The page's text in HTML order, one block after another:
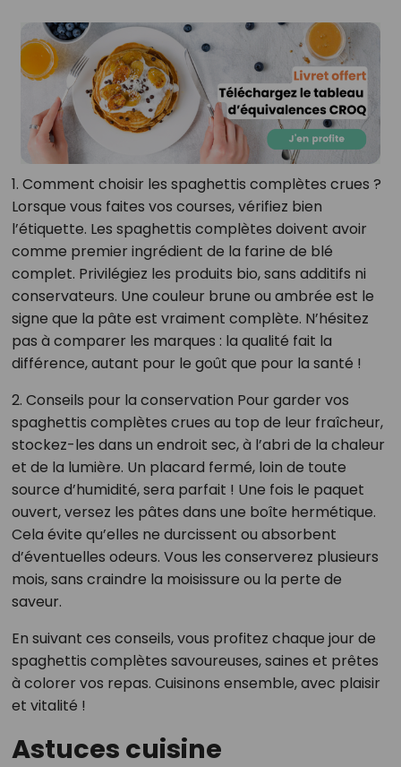
1. Comment choisir les spaghettis complètes crues ?
Lorsque vous faites vos courses, vérifiez bien
l’étiquette. Les spaghettis complètes doivent avoir
comme premier ingrédient de la farine de blé
complet. Privilégiez les produits bio, sans additifs ni
conservateurs. Une couleur brune ou ambrée est le
signe que la pâte est vraiment complète. N’hésitez
pas à comparer les marques : la qualité fait la
différence, autant pour le goût que pour la santé !
2. Conseils pour la conservation Pour garder vos
spaghettis complètes crues au top de leur fraîcheur,
stockez-les dans un endroit sec, à l’abri de la chaleur
et de la lumière. Un placard fermé, loin de toute
source d’humidité, sera parfait ! Une fois le paquet
ouvert, versez les pâtes dans une boîte hermétique.
Cela évite qu’elles ne durcissent ou absorbent
d’éventuelles odeurs. Vous les conserverez plusieurs
mois, sans craindre la moisissure ou la perte de
saveur.
En suivant ces conseils, vous profitez chaque jour de
spaghettis complètes savoureuses, saines et prêtes
à colorer vos repas. Cuisinons ensemble, avec plaisir
et vitalité !
Astuces cuisine